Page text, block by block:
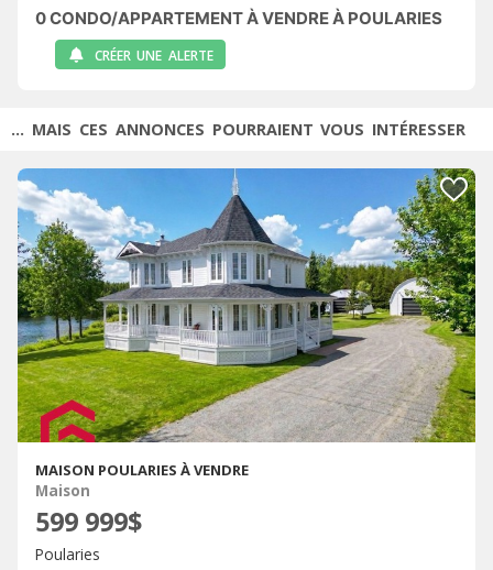
0CONDO/APPARTEMENT À VENDRE À POULARIES
CRÉER UNE ALERTE
... MAIS CES ANNONCES POURRAIENT VOUS INTÉRESSER
MAISON POULARIES À VENDRE
Maison
599 999$
Poularies